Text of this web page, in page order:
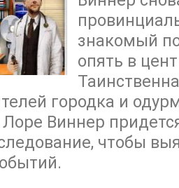
знакомый
опять в
городка и
Виннер
чтобы